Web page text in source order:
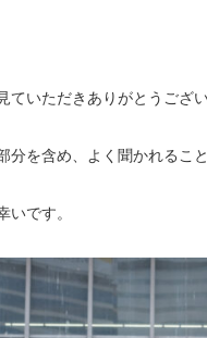
いただきありがとうござい
分を含め、よく聞かれるこ
いです。